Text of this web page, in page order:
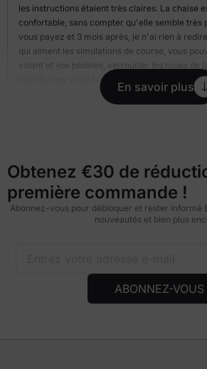
les instructions étaient très claires. La chaise
confortable, sans compter qu'elle semble très
vous payez et 3 mois après, je n'ai rien à
qui aiment les simulations de course, vous
volant et vos pédales, verrouiller les roues de
transformer votre bureau en simulation de
dépenser des centaines pour une autre
En savoir plus
Obtenez €30 de
première commande !
Abonnez-vous pour débloquer et rester informé
nouveautés et bien plus
ABONNEZ-VOUS